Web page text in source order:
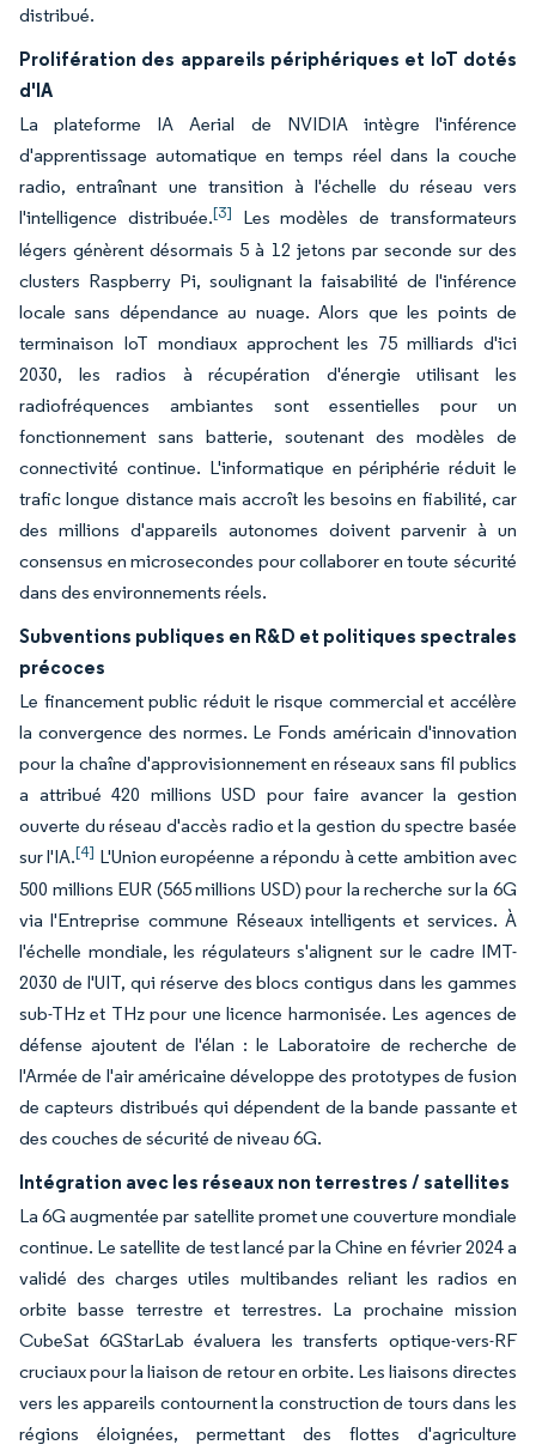
distribué.
Prolifération des appareils périphériques et IoT dotés
d'IA
La plateforme IA Aerial de NVIDIA intègre l'inférence
d'apprentissage automatique en temps réel dans la couche
radio, entraînant une transition à l'échelle du réseau vers
l'intelligence distribuée.[3]
Les modèles de transformateurs
légers génèrent désormais 5 à 12 jetons par seconde sur des
clusters Raspberry Pi, soulignant la faisabilité de l'inférence
locale sans dépendance au nuage. Alors que les points de
terminaison IoT mondiaux approchent les 75 milliards d'ici
2030, les radios à récupération d'énergie utilisant les
radiofréquences ambiantes sont essentielles pour un
fonctionnement sans batterie, soutenant des modèles de
connectivité continue. L'informatique en périphérie réduit le
trafic longue distance mais accroît les besoins en fiabilité, car
des millions d'appareils autonomes doivent parvenir à un
consensus en microsecondes pour collaborer en toute sécurité
dans des environnements réels.
Subventions publiques en R&D et politiques spectrales
précoces
Le financement public réduit le risque commercial et accélère
la convergence des normes. Le Fonds américain d'innovation
pour la chaîne d'approvisionnement en réseaux sans fil publics
a attribué 420 millions USD pour faire avancer la gestion
ouverte du réseau d'accès radio et la gestion du spectre basée
sur l'IA.[4] L'Union européenne a répondu à cette ambition avec
500 millions EUR (565 millions USD) pour la recherche sur la 6G
via l'Entreprise commune Réseaux intelligents et services. À
l'échelle mondiale, les régulateurs s'alignent sur le cadre IMT-
2030 de l'UIT, qui réserve des blocs contigus dans les gammes
sub-THz et THz pour une licence harmonisée. Les agences de
défense ajoutent de l'élan : le Laboratoire de recherche de
l'Armée de l'air américaine développe des prototypes de fusion
de capteurs distribués qui dépendent de la bande passante et
des couches de sécurité de niveau 6G.
Intégration avec les réseaux non terrestres / satellites
La 6G augmentée par satellite promet une couverture mondiale
continue. Le satellite de test lancé par la Chine en février 2024 a
validé des charges utiles multibandes reliant les radios en
orbite basse terrestre et terrestres. La prochaine mission
CubeSat 6GStarLab évaluera les transferts optique-vers-RF
cruciaux pour la liaison de retour en orbite. Les liaisons directes
vers les appareils contournent la construction de tours dans les
régions éloignées, permettant des flottes d'agriculture